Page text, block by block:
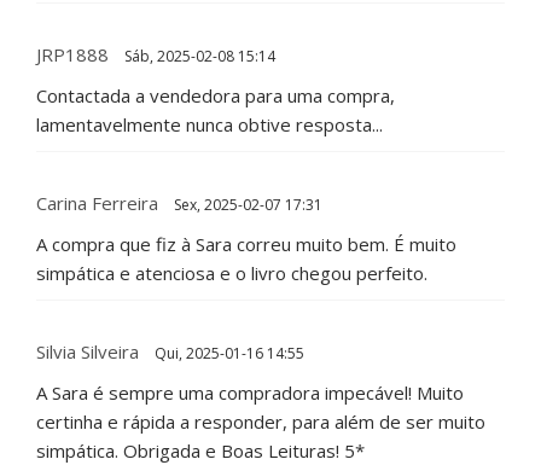
JRP1888 Sáb, 2025-02-08 15:14
Contactada a vendedora para uma compra,
lamentavelmente nunca obtive resposta...
Carina Ferreira Sex, 2025-02-07 17:31
A compra que fiz à Sara correu muito bem. É muito
simpática e atenciosa e o livro chegou perfeito.
Silvia Silveira Qui, 2025-01-16 14:55
A Sara é sempre uma compradora impecável! Muito
certinha e rápida a responder, para além de ser muito
simpática. Obrigada e Boas Leituras! 5*